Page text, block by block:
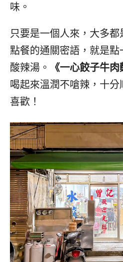
味。
只要是一個人來，大多
點餐的通關密語，就是
酸辣湯。
《一心餃子牛肉
喝起來溫潤不嗆辣，十
喜歡！